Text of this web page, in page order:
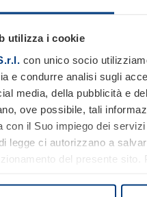
utilizza i cookie
con unico socio
e condurre analisi sugli
media, della pubblicità e
ove possibile, tali
con il Suo impiego dei
legge ci autorizzano a
del presente